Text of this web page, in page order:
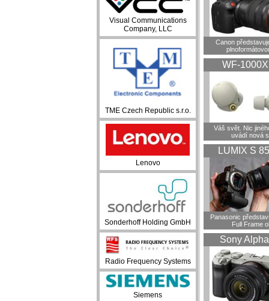
Visual Communications
Company, LLC
TME Czech Republic s.r.o.
Lenovo
Sonderhoff Holding GmbH
Radio Frequency Systems
Siemens
Canon
WF-
Váš svět. Nic
uvádí nová
LUMIX S
Panasonic
Full Frame
Sony